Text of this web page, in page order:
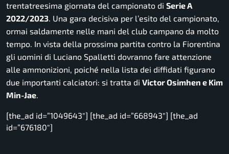
trentatreesima giornata del campionato di Serie A
2022/2023. Una gara decisiva per l’esito del campionato,
ormai saldamente nelle mani del club campano da molto
tempo. In vista della prossima partita contro la Fiorentina
gli uomini di Luciano Spalletti dovranno fare attenzione
alle ammonizioni, poiché nella lista dei diffidati figurano
due importanti calciatori: si tratta di Victor Osimhen e Kim
Min-Jae.
[the_ad id=”1049643″] [the_ad id=”668943″] [the_ad
id=”676180″]